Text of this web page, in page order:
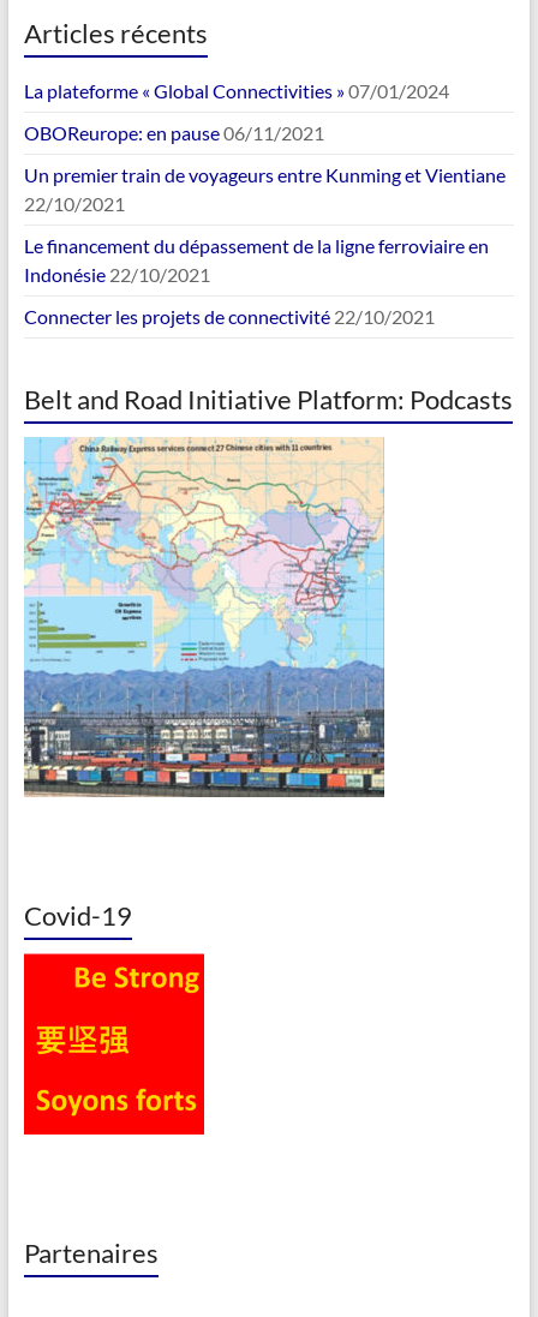
Articles récents
La plateforme « Global Connectivities »07/01/2024
OBOReurope: en pause06/11/2021
Un premier train de voyageurs entre Kunming et Vientiane
22/10/2021
Le financement du dépassement de la ligne ferroviaire en
Indonésie 22/10/2021
Connecter les projets de connectivité 22/10/2021
Belt and Road Initiative Platform: Podcasts
Covid-19
Partenaires